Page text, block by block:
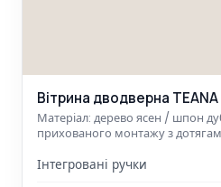
Вітрина дводверна TEANA
Матеріал: дерево ясен / шпон
прихованого монтажу з
Інтегровані ручки